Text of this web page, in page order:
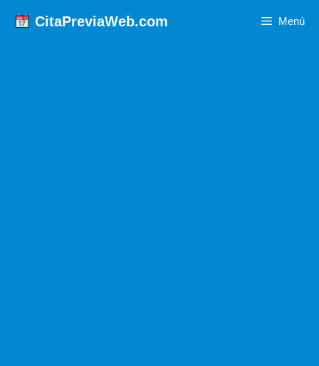
CitaPreviaWeb.com Menú